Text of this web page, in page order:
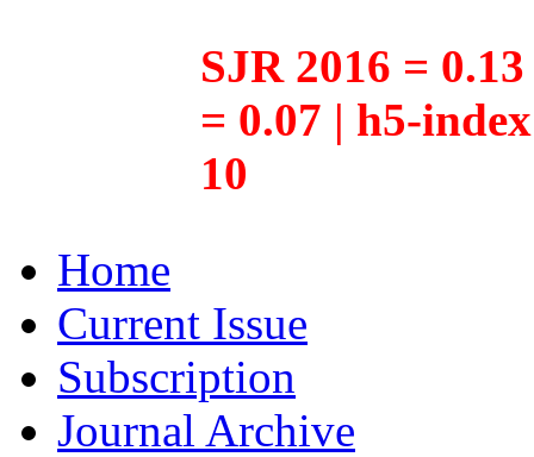
SJR 2016 =
= 0.07 | h5-
10
Home
Current Issue
Subscription
Journal Archive